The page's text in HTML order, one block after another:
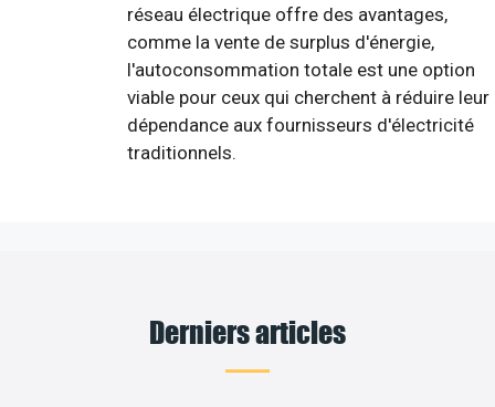
réseau électrique offre des avantages,
comme la vente de surplus d'énergie,
l'autoconsommation totale est une option
viable pour ceux qui cherchent à réduire leur
dépendance aux fournisseurs d'électricité
traditionnels.
Derniers articles